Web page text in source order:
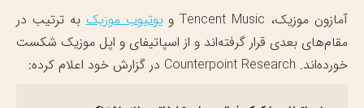
آمازون موزیک، Tencent Music و
یوتیوب موزیکبه ترتیب در
مقام‌های بعدی قرار گرفته‌اند و از اسپاتیفای و اپل موزیک شکست
خورده‌اند. Counterpoint Research در گزارش خود اعلام کرده: